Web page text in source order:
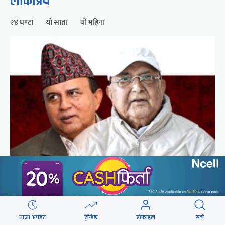
२४ घण्टा यो साता यो महिना
गुन्डुमा अड्किए एमाले पुनर्गठनका प्रस्तावहरू
ताजा अपडेट ट्रेन्डिङ प्रोफाइल सर्च